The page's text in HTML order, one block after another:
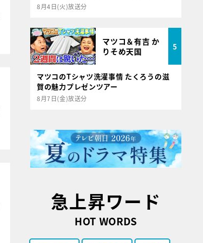
8月4日(火)放送分
マツコ＆有吉 か
りそめ天国
5
マツコのTシャツ洗濯事情 たくろうの滋
賀の魅力プレゼンツアー
8月7日(金)放送分
急上昇ワード
HOT WORDS